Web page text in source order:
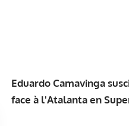
Eduardo Camavinga
face à l'Atalanta en